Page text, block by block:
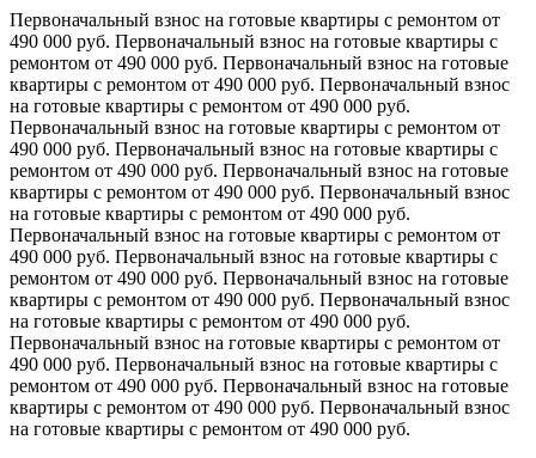
Первоначальный взнос на готовые квартиры с ремонтом от
490 000 руб. Первоначальный взнос на готовые квартиры с
ремонтом от 490 000 руб. Первоначальный взнос на готовые
квартиры с ремонтом от 490 000 руб. Первоначальный взнос
на готовые квартиры с ремонтом от 490 000 руб.
Первоначальный взнос на готовые квартиры с ремонтом от
490 000 руб. Первоначальный взнос на готовые квартиры с
ремонтом от 490 000 руб. Первоначальный взнос на готовые
квартиры с ремонтом от 490 000 руб. Первоначальный взнос
на готовые квартиры с ремонтом от 490 000 руб.
Первоначальный взнос на готовые квартиры с ремонтом от
490 000 руб. Первоначальный взнос на готовые квартиры с
ремонтом от 490 000 руб. Первоначальный взнос на готовые
квартиры с ремонтом от 490 000 руб. Первоначальный взнос
на готовые квартиры с ремонтом от 490 000 руб.
Первоначальный взнос на готовые квартиры с ремонтом от
490 000 руб. Первоначальный взнос на готовые квартиры с
ремонтом от 490 000 руб. Первоначальный взнос на готовые
квартиры с ремонтом от 490 000 руб. Первоначальный взнос
на готовые квартиры с ремонтом от 490 000 руб.